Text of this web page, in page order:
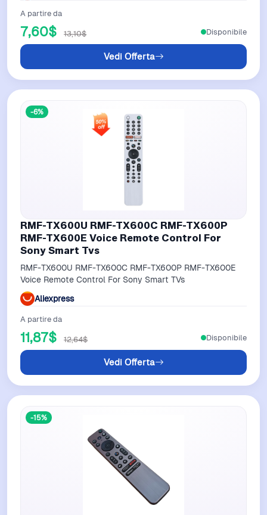
A partire da
7,60$ 13,10$
Vedi Offerta
Disponibile
-6%
RMF-TX600U RMF-TX600C RMF-TX600P
RMF-TX600E Voice Remote Control For
Sony Smart Tvs
RMF-TX600U RMF-TX600C RMF-TX600P RMF-TX600E
Voice Remote Control For Sony Smart TVs
Aliexpress
A partire da
11,87$ 12,64$
Vedi Offerta
Disponibile
-15%